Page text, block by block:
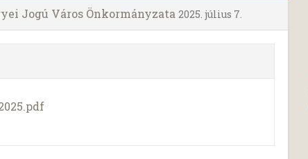
Jogú Város Önkormányzata 2025. július 7.